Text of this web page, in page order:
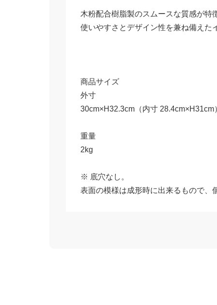
木粉配合樹脂製のスムースな質感が特
使いやすさとデザイン性を兼ね備えた
商品サイズ
外寸
30cm×H32.3cm（内寸 28.4cm×H31cm
重量
2kg
※ 底穴なし。
表面の模様は成形時に出来るもので、